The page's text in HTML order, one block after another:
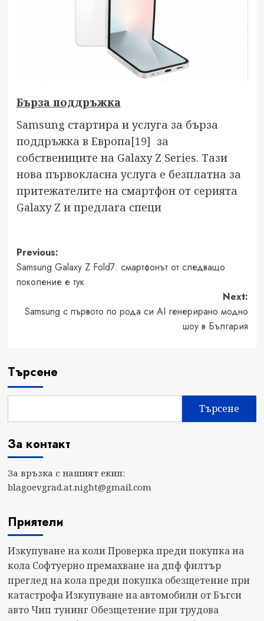
Бърза поддръжка
Samsung стартира и услуга за бърза
поддръжка в Европа[19] за
собствениците на Galaxy Z Series. Тази
нова първокласна услуга е безплатна за
притежателите на смартфон от серията
Galaxy Z и предлага специ
Post
navigation
Previous:
Samsung Galaxy Z Fold7: смартфонът от следващо
поколение е тук
Next:
Samsung с първото по рода си AI генерирано модно
шоу в България
Търсене
Търсене
За контакт
За връзка с нашият екип:
blagoevgrad.at.night@gmail.com
Приятели
Изкупуване на коли Проверка преди покупка на
кола Софтуерно премахване на дпф филтър
преглед на кола преди покупка обезщетение при
катастрофа Изкупуване на автомобили от Бъгси
авто Чип тунинг Обезщетение при трудова